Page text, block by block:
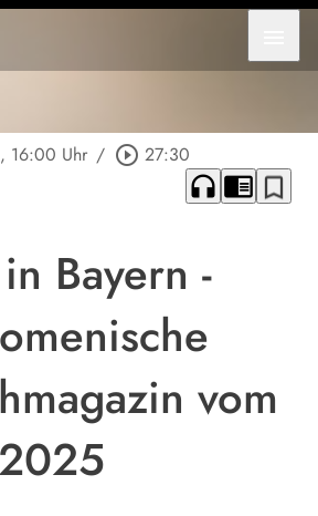
, 16:00 Uhr / play_circle_outline 27:30
headphones chrome_reader_mode bookmark_border
Bayern -
vom